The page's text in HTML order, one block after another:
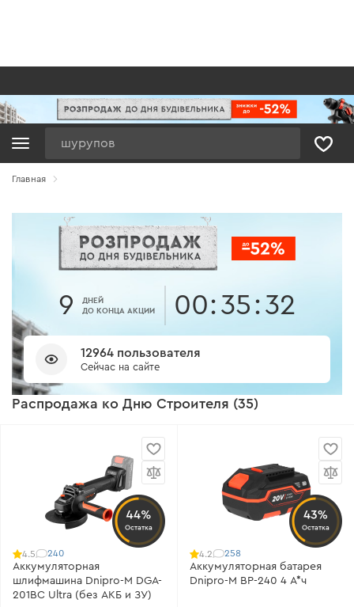
Главная
9
ДНЕЙ
ДО КОНЦА АКЦИИ
00:35:30
12964 пользователя
Сейчас на сайте
Распродажа ко Дню Строителя (35)
44%
Остатка
4.5 240
Аккумуляторная
шлифмашина Dnipro-M DGA-
201BC Ultra (без АКБ и ЗУ)
43%
Остатка
4.2 258
Аккумуляторная батарея
Dnipro-M BP-240 4 А*ч